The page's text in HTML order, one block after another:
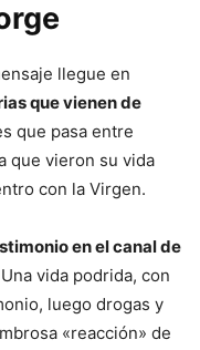
llegue en
que vienen de
que pasa entre
que vieron su vida
con la Virgen.
en el canal de
Una vida podrida, con
luego drogas y
«reacción» de